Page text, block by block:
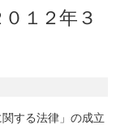
１２年３
する法律」の成立